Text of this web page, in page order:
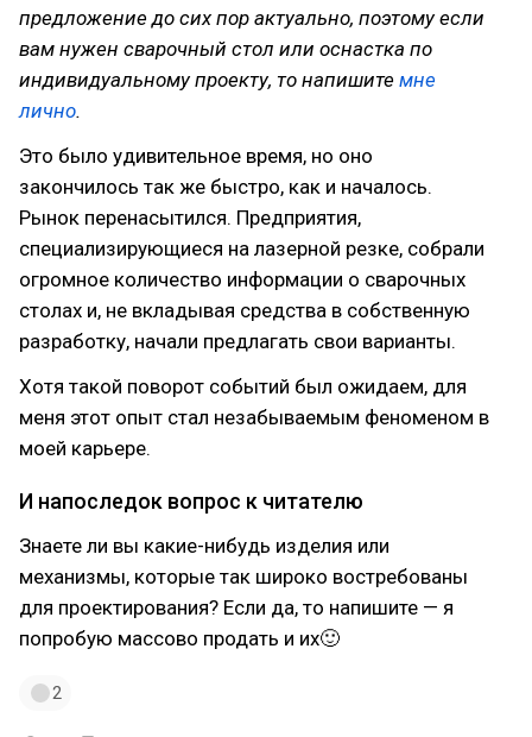
предложение до сих пор актуально, поэтому если
вам нужен сварочный стол или оснастка по
индивидуальному проекту, то напишите мне
лично.
Это было удивительное время, но оно
закончилось так же быстро, как и началось.
Рынок перенасытился. Предприятия,
специализирующиеся на лазерной резке, собрали
огромное количество информации о сварочных
столах и, не вкладывая средства в собственную
разработку, начали предлагать свои варианты.
Хотя такой поворот событий был ожидаем, для
меня этот опыт стал незабываемым феноменом в
моей карьере.
И напоследок вопрос к читателю
Знаете ли вы какие-нибудь изделия или
механизмы, которые так широко востребованы
для проектирования? Если да, то напишите — я
попробую массово продать и их🙂
2